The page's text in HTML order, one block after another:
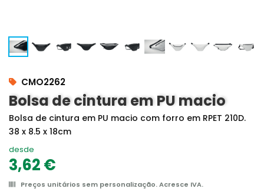
CMO2262
Bolsa de cintura em PU macio
Bolsa de cintura em PU macio com forro em RPET 210D.
38 x 8.5 x 18cm
desde
3,62 €
Preços unitários sem personalização. Acresce IVA.